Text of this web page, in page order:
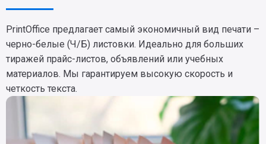
PrintOffice предлагает самый экономичный вид печати –
черно-белые (Ч/Б) листовки. Идеально для больших
тиражей прайс-листов, объявлений или учебных
материалов. Мы гарантируем высокую скорость и
четкость текста.